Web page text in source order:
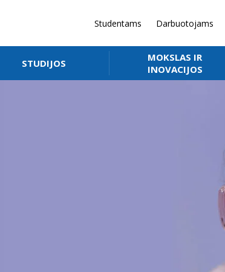
Studentams Darbuotojams
STUDIJOS
MOKSLAS IR
INOVACIJOS